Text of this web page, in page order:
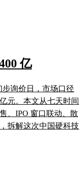
亿
步询价日，市场口径
元。本文从七天时间
、IPO 窗口联动、散
拆解这次中国硬科技